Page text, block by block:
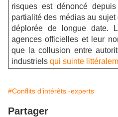
risques est dénoncé
partialité des médias au
déplorée de longue date.
agences officielles et leur
que la collusion entre
industriels qui suinte
#Conflits d’intérêts -experts
Partager